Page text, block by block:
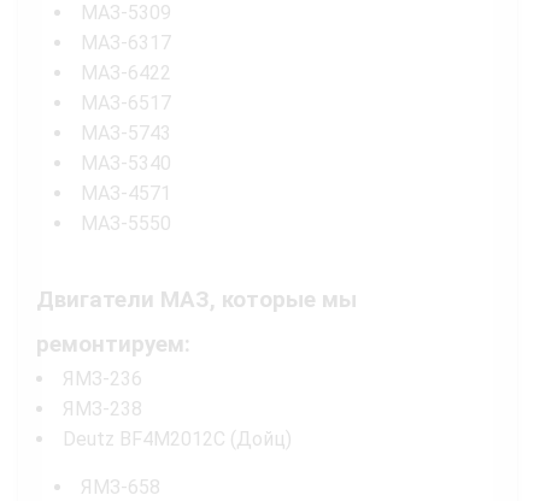
МАЗ-5309
МАЗ-6317
МАЗ-6422
МАЗ-6517
МАЗ-5743
МАЗ-5340
МАЗ-4571
МАЗ-5550
Двигатели МАЗ, которые мы
ремонтируем:
ЯМЗ-236
ЯМЗ-238
Deutz BF4M2012C (Дойц)
ЯМЗ-658